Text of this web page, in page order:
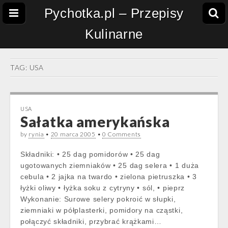
Pychotka.pl – Przepisy
Kulinarne
TAG: USA
USA
Sałatka amerykańska
by rynia • 20 marca 2005 • 0 Comments
Składniki: • 25 dag pomidorów • 25 dag
ugotowanych ziemniaków • 25 dag selera • 1 duża
cebula • 2 jajka na twardo • zielona pietruszka • 3
łyżki oliwy • łyżka soku z cytryny • sól, • pieprz
Wykonanie: Surowe selery pokroić w słupki,
ziemniaki w półplasterki, pomidory na cząstki,
połączyć składniki, przybrać krążkami…